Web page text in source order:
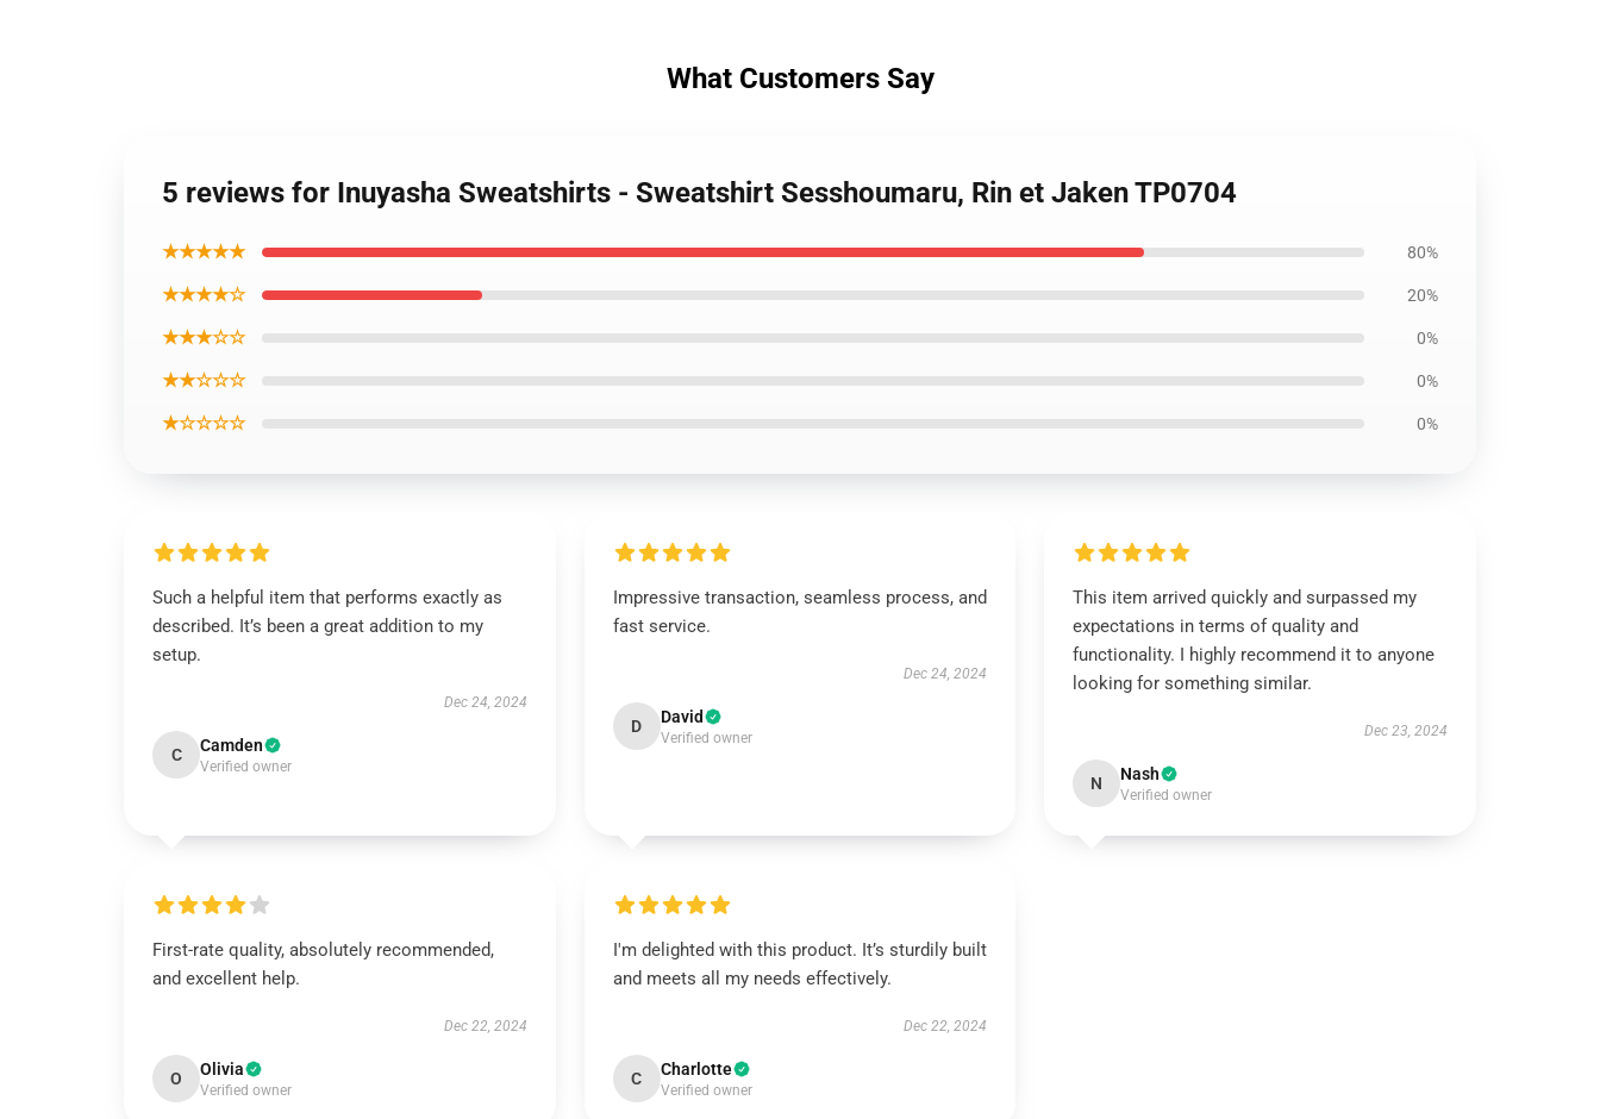
What Customers Say
5 reviews for Inuyasha Sweatshirts - Sweatshirt Sesshoumaru, Rin et Jaken TP0704
★★★★★ 80%
★★★★☆ 20%
★★★☆☆ 0%
★★☆☆☆ 0%
★☆☆☆☆ 0%
Such a helpful item that performs exactly as
described. It’s been a great addition to my
setup.
Dec 24, 2024
C Camden
Verified owner
Impressive transaction, seamless process, and
fast service.
Dec 24, 2024
D David
Verified owner
This item arrived quickly and surpassed my
expectations in terms of quality and
functionality. I highly recommend it to anyone
looking for something similar.
Dec 23, 2024
N Nash
Verified owner
First-rate quality, absolutely recommended,
and excellent help.
Dec 22, 2024
O Olivia
Verified owner
I'm delighted with this product. It’s sturdily built
and meets all my needs effectively.
Dec 22, 2024
C Charlotte
Verified owner